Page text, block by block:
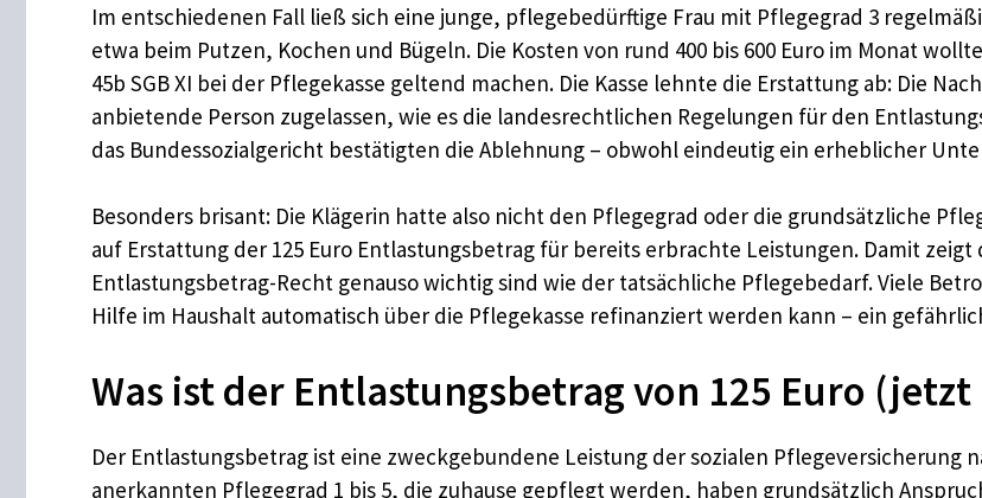
Im entschiedenen Fall ließ sich eine junge, pflegebedürftige Frau mit Pflegegrad 3
etwa beim Putzen, Kochen und Bügeln. Die Kosten von rund 400 bis 600 Euro im Monat
45b SGB XI bei der Pflegekasse geltend machen. Die Kasse lehnte die Erstattung ab: Die
anbietende Person zugelassen, wie es die landesrechtlichen Regelungen für den
das Bundessozialgericht bestätigten die Ablehnung – obwohl eindeutig ein erheblicher
Besonders brisant: Die Klägerin hatte also nicht den Pflegegrad oder die grundsätzliche
auf Erstattung der 125 Euro Entlastungsbetrag für bereits erbrachte Leistungen. Damit
Entlastungsbetrag-Recht genauso wichtig sind wie der tatsächliche Pflegebedarf. Viele
Hilfe im Haushalt automatisch über die Pflegekasse refinanziert werden kann – ein
Was ist der Entlastungsbetrag von 125 Euro (jetzt
Der Entlastungsbetrag ist eine zweckgebundene Leistung der sozialen Pflegeversicherung
anerkannten Pflegegrad 1 bis 5, die zuhause gepflegt werden, haben grundsätzlich